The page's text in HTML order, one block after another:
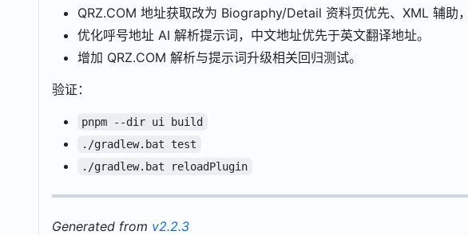
QRZ.COM 地址获取改为 Biography/Detail 资料页优先、XML 辅助
优化呼号地址 AI 解析提示词，中文地址优先于英文翻译地址。
增加 QRZ.COM 解析与提示词升级相关回归测试。
验证：
pnpm --dir ui build
./gradlew.bat test
./gradlew.bat reloadPlugin
Generated from v2.2.3